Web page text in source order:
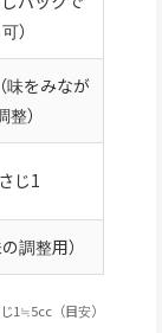
）
味をみなが
整）
じ1
調整用）
1≒5cc（目安）